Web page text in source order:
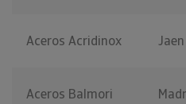
Aceros Acridinox Jaen
Aceros Balmori